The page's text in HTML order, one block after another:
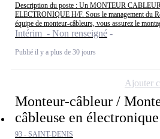
Description du poste : Un MONTEUR
ELECTRONIQUE H/F. Sous le management du
équipe de monteur-câbleurs, vous assurez le
Intérim - Non renseigné
Publié il y a plus de 30 jours
Monteur-câbleur /
câbleuse en
93 - SAINT-DENIS
Ajouter